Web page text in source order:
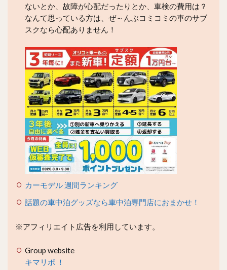
ないとか、故障が心配だったりとか、車検の費用は？
なんて思っている方は、ぜ～んぶコミコミの車のサブ
スクなら心配ありません！
カーモデル 週間ランキング
話題の車中泊グッズなら車中泊専門店におまかせ！
※アフィリエイト広告を利用しています。
Group website
キマリポ ！